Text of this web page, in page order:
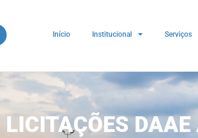
Início Institucional Serviços
LICITAÇÕES